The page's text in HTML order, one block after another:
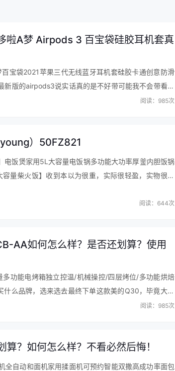
啦A梦 Airpods 3 百宝袋硅胶耳机套真
宝袋2021苹果三代无线蓝牙耳机套硅胶卡通创意防滑
新版的airpods3说实话真的是不好带可能我不会带看到
喜欢多啦a梦的东西贴合度极高孔那些都…
阅读：985次
）50FZ821
电饭煲家用5L大容量电饭锅多功能大功率厚釜内胆饭锅
量柴火饭】收到本以为很重，实际很轻盈，实物很大
阅读：644次
AA如何怎么样？是否还划算？使用
功能电烤箱独立控温/机械操控/四层烤位/多功能烘焙
什么品牌，选来选去最终下单这款美的Q30，毕竟大品
全，有内置菜单，主要是可以免预热，感觉更省…阅读：985次
？如何怎么样？不看必然后悔！
全自动和面机家用揉面机可预约智能双撒高成功率面包